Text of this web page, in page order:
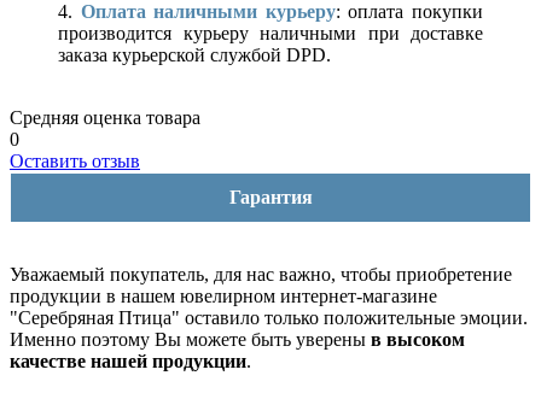
4. Оплата наличными курьеру: оплата покупки
производится курьеру наличными при доставке
заказа курьерской службой DPD.
Средняя оценка товара
0
Оставить отзыв
Гарантия
Уважаемый покупатель, для нас важно, чтобы приобретение
продукции в нашем ювелирном интернет-магазине
"Серебряная Птица" оставило только положительные эмоции.
Именно поэтому Вы можете быть уверены в высоком
качестве нашей продукции.